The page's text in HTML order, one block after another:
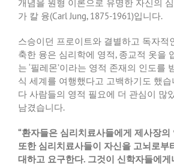
개념을 원형 이론으로 유명한 자신의
가 칼 융(Carl Jung, 1875-1961)입니다.
스승이던 프로이트와 결별하고 독자적
축한 융은 심리학에 영적, 종교적 옷을
는 ‘필레몬’이라는 영적 존재의 인도를
식 세계를 여행했다고 고백하기도 했습
다 사람들의 영적 필요에 더 관심이 많
남겼습니다.
“환자들은 심리치료사들에게 제사장의
또한 심리치료사들이 자신을 고뇌로부
대하고 요구한다. 그것이 신학자들에